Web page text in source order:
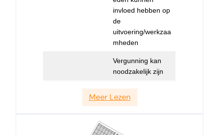
invloed hebben op
de
uitvoering/werkzaa
mheden
Vergunning kan
noodzakelijk zijn
Meer Lezen